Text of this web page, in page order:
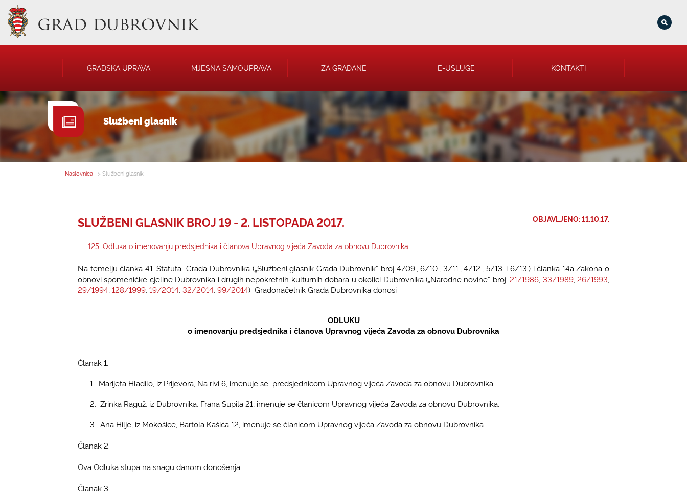
GRADSKA UPRAVA
GRADONAČELNIK
GRADSKO VIJEĆE
UPRAVNA TIJELA
SAVJET MLADIH
NATJEČAJI
JAVNA OBJAVA RJEŠENJA
USTANOVE
KOMUNALNA I TRGOVAČKA
MJESNA SAMOUPRAVA ZA GRAĐANE E-USLUGE KONTAKTI
Službeni glasnik
Naslovnica > Službeni glasnik
SLUŽBENI GLASNIK BROJ 19 - 2. LISTOPADA 2017. OBJAVLJENO: 11.10.17.
125. Odluka o imenovanju predsjednika i članova Upravnog vijeća Zavoda za obnovu Dubrovnika
Na temelju članka 41. Statuta Grada Dubrovnika („Službeni glasnik Grada Dubrovnik“ broj 4/09., 6/10., 3/11., 4/12., 5/13. i 6/13.) i članka 14a Zakona o
obnovi spomeničke cjeline Dubrovnika i drugih nepokretnih kulturnih dobara u okolici Dubrovnika („Narodne novine“ broj:21/1986 33/1989,26/1993
29/1994 128/1999 19/2014 32/2014 99/2014) Gradonačelnik Grada Dubrovnika donosi
ODLUKU
o imenovanju predsjednika i članova Upravnog vijeća Zavoda za obnovu Dubrovnika
Članak 1.
1.
Marijeta Hladilo, iz Prijevora, Na rivi 6, imenuje se predsjednicom Upravnog vijeća Zavoda za obnovu Dubrovnika.
2. Zrinka Raguž, iz Dubrovnika, Frana Supila 21, imenuje se članicom Upravnog vijeća Zavoda za obnovu Dubrovnika.
3. Ana Hilje, iz Mokošice, Bartola Kašića 12, imenuje se članicom Upravnog vijeća Zavoda za obnovu Dubrovnika.
Članak 2.
Ova Odluka stupa na snagu danom donošenja.
Članak 3.